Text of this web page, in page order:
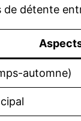
de détente
automne)